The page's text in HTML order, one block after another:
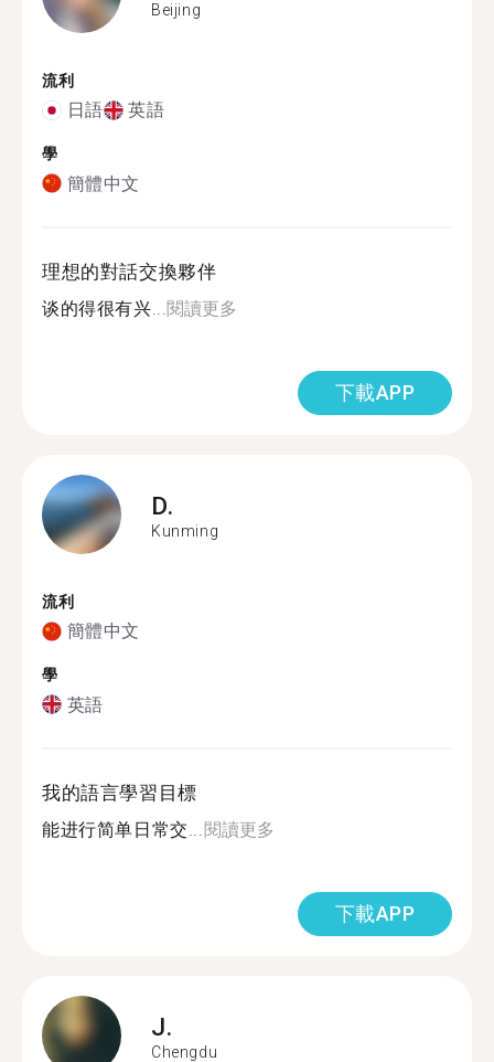
Beijing
流利
日語 英語
學
簡體中文
理想的對話交換夥伴
谈的得很有兴... 閱讀更多
下載APP
D.
Kunming
流利
簡體中文
學
英語
我的語言學習目標
能进行简单日常交... 閱讀更多
下載APP
J.
Chengdu